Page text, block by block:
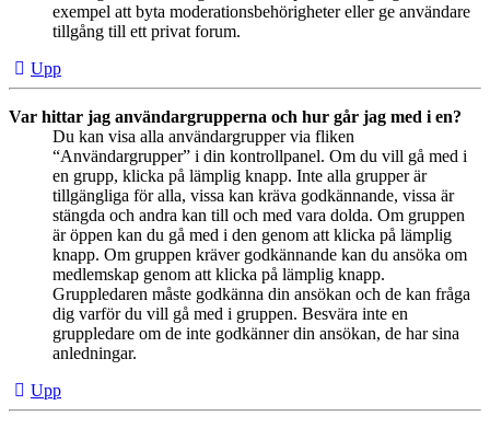
exempel att byta moderationsbehörigheter eller ge användare
tillgång till ett privat forum.
Upp
Var hittar jag användargrupperna och hur går jag med i en?
Du kan visa alla användargrupper via fliken
“Användargrupper” i din kontrollpanel. Om du vill gå med i
en grupp, klicka på lämplig knapp. Inte alla grupper är
tillgängliga för alla, vissa kan kräva godkännande, vissa är
stängda och andra kan till och med vara dolda. Om gruppen
är öppen kan du gå med i den genom att klicka på lämplig
knapp. Om gruppen kräver godkännande kan du ansöka om
medlemskap genom att klicka på lämplig knapp.
Gruppledaren måste godkänna din ansökan och de kan fråga
dig varför du vill gå med i gruppen. Besvära inte en
gruppledare om de inte godkänner din ansökan, de har sina
anledningar.
Upp